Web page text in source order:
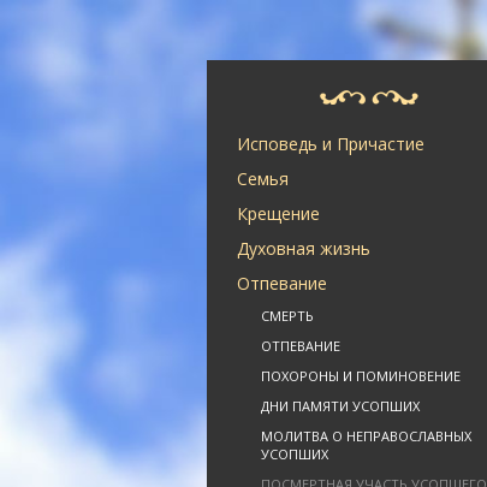
Исповедь и Причастие
Семья
Крещение
Духовная жизнь
Отпевание
СМЕРТЬ
ОТПЕВАНИЕ
ПОХОРОНЫ И ПОМИНОВЕНИЕ
ДНИ ПАМЯТИ УСОПШИХ
МОЛИТВА О НЕПРАВОСЛАВНЫХ
УСОПШИХ